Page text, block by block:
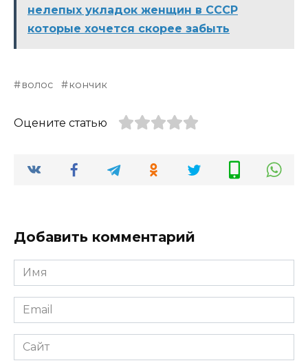
нелепых укладок женщин в СССР
которые хочется скорее забыть
волос кончик
Оцените статью
Добавить комментарий
Имя
*
Email
*
Сайт